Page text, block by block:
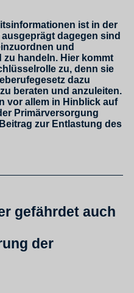
ist in der
dagegen sind
und
handeln. Hier kommt
zu, denn sie
dazu
beraten und anzuleiten.
vor allem in Hinblick auf
Primärversorgung
zur Entlastung des
gefährdet auch
der